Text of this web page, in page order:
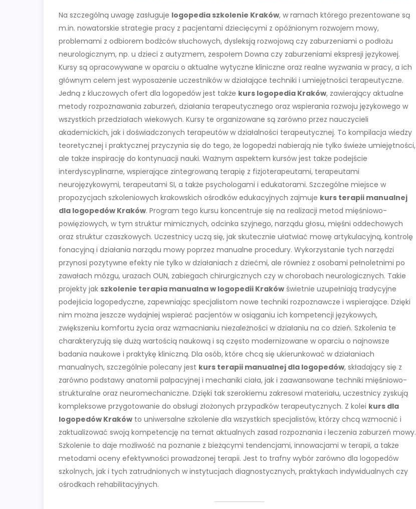
Na szczególną uwagę zasługuje logopedia szkolenie Kraków, w ramach którego prezentowane są
m.in. nowatorskie strategie pracy z pacjentami dziecięcymi z opóźnionym rozwojem mowy,
problemami z odbiorem bodźców słuchowych, dysleksją rozwojową czy zaburzeniami o podłożu
neurologicznym, np. u dzieci z autyzmem, zespołem Downa czy zaburzeniami ekspresji językowej.
Kursy są opracowywane w oparciu o aktualne wytyczne kliniczne oraz realne wyzwania w pracy, a ich
głównym celem jest wyposażenie uczestników w działające techniki i umiejętności terapeutyczne.
Jedną z kluczowych ofert dla logopedów jest także kurs logopedia Kraków, zawierający aktualne
metody rozpoznawania zaburzeń, działania terapeutycznego oraz wspierania rozwoju językowego w
wszystkich przedziałach wiekowych. Kursy te organizowane są zarówno przez nauczycieli
akademickich, jak i doświadczonych terapeutów w działalności terapeutycznej. To kompilacja wiedzy
teoretycznej i praktycznej przyczynia się do tego, że logopedzi nabierają nie tylko świeże umiejętności,
ale także inspirację do kontynuacji nauki. Ważnym aspektem kursów jest także podejście
interdyscyplinarne, wspierające zintegrowaną terapię z fizjoterapeutami, terapeutami
neurojęzykowymi, terapeutami SI, a także psychologami i edukatorami. Szczególne miejsce w
propozycjach szkoleniowych krakowskich ośrodków edukacyjnych zajmuje kurs terapii manualnej
dla logopedów Kraków. Program tego kursu koncentruje się na realizacji metod mięśniowo-
powięziowych, w tym struktur mimicznych, odcinka szyjnego, narządu głosu, mięśni oddechowych
oraz struktur czaszkowych. Uczestnicy uczą się, jak skutecznie ułatwiać mowę artykulacyjną, kontrolę
fonacyjną i działania narządu mowy poprzez manualne procedury. Wykorzystanie tych narzędzi
przynosi pozytywne efekty nie tylko w działaniach z dziećmi, ale również z osobami pełnoletnimi po
zawałach mózgu, urazach OUN, zabiegach chirurgicznych czy w chorobach neurologicznych. Takie
projekty jak szkolenie terapia manualna w logopedii Kraków świetnie uzupełniają tradycyjne
podejścia logopedyczne, zapewniając specjalistom nowe techniki rozpoznawcze i wspierające. Dzięki
nim można jeszcze wydajniej wspierać pacjentów w osiąganiu ich kompetencji językowych,
zwiększeniu komfortu życia oraz wzmacnianiu niezależności w działaniu na co dzień. Szkolenia te
charakteryzują się dużą wartością naukową i są często modernizowane w oparciu o najnowsze
badania naukowe i praktykę kliniczną. Dla osób, które chcą się ukierunkować w działaniach
manualnych, szczególnie polecany jest kurs terapii manualnej dla logopedów, składający się z
zarówno podstawy anatomii palpacyjnej i mechaniki ciała, jak i zaawansowane techniki mięśniowo-
strukturalne oraz neuromechaniczne. Dzięki tak szerokiemu zakresowi materiału, uczestnicy zyskują
kompleksowe przygotowanie do obsługi złożonych przypadków terapeutycznych. Z kolei kurs dla
logopedów Kraków to uniwersalne szkolenie dla wszystkich specjalistów, którzy chcą wzmocnić i
zaktualizować swoją kompetencję na temat aktualnych zasad rozpoznania i leczenia zaburzeń mowy.
Szkolenie to daje możliwość na poznanie z bieżącymi tendencjami, innowacjami w terapii, a także
metodami oceny efektywności prowadzonej terapii. Jest to trafny wybór zarówno dla logopedów
szkolnych, jak i tych zatrudnionych w instytucjach diagnostycznych, praktykach indywidualnych czy
ośrodkach rehabilitacyjnych.